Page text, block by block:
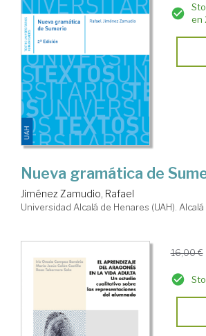
en
Nueva gramática de
Jiménez Zamudio, Rafael
Universidad Alcalá de Henares (UAH).
16,00 €